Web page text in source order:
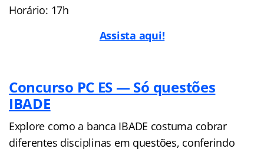
Horário: 17h
Assista aqui!
Concurso PC ES — Só questões
IBADE
Explore como a banca IBADE costuma cobrar
diferentes disciplinas em questões, conferindo